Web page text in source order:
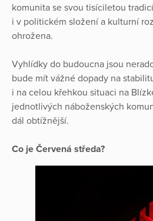
komunita se svou tisíciletou
i v politickém složení a kulturní
ohrožena.
Vyhlídky do budoucna jsou
bude mít vážné dopady na
i na celou křehkou situaci na
jednotlivých náboženských
dál obtížnější.
Co je Červená středa?